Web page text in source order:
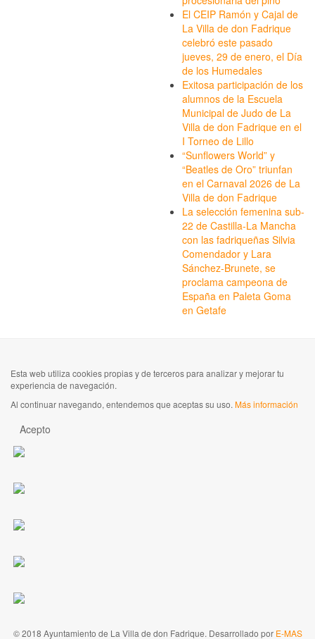
El CEIP Ramón y Cajal de
La Villa de don Fadrique
celebró este pasado
jueves, 29 de enero, el Día
de los Humedales
Exitosa participación de los
alumnos de la Escuela
Municipal de Judo de La
Villa de don Fadrique en el
I Torneo de Lillo
“Sunflowers World” y
“Beatles de Oro” triunfan
en el Carnaval 2026 de La
Villa de don Fadrique
La selección femenina sub-
22 de Castilla-La Mancha
con las fadriqueñas Silvia
Comendador y Lara
Sánchez-Brunete, se
proclama campeona de
España en Paleta Goma
en Getafe
Esta web utiliza cookies propias y de terceros para analizar y mejorar tu
experiencia de navegación.
Al continuar navegando, entendemos que aceptas su uso. Más información
Acepto
© 2018 Ayuntamiento de La Villa de don Fadrique. Desarrollado por E-MAS